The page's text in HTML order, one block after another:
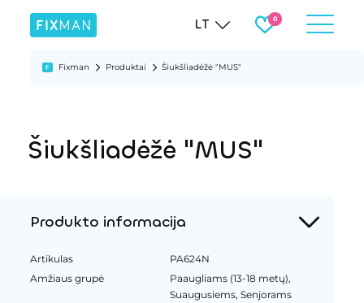
LT
Fixman Produktai Šiukšliadėžė "MUS"
Šiukšliadėžė "MUS"
Produkto informacija
Artikulas
PA624N
Amžiaus grupė
Paaugliams (13-18 metų),
Suaugusiems, Senjorams